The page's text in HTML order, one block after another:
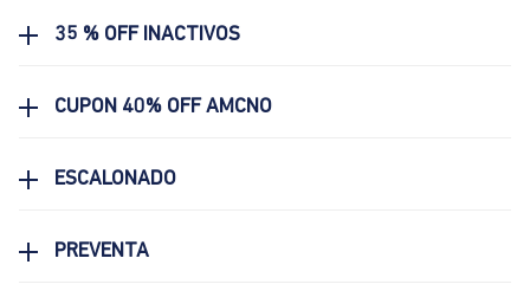
35 % OFF INACTIVOS
CUPON 40% OFF AMCNO
ESCALONADO
PREVENTA